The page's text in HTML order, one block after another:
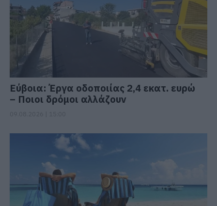
Εύβοια: Έργα οδοποιίας 2,4 εκατ. ευρώ
– Ποιοι δρόμοι αλλάζουν